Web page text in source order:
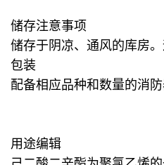
储存注意事项
储存于阴凉、通风的库房
包装
配备相应品种和数量的消
用途编辑